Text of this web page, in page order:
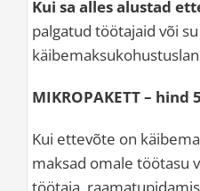
Kui sa alles alustad
palgatud töötajaid või
MIKROPAKETT – hind
Kui ettevõte on
maksad omale töötasu